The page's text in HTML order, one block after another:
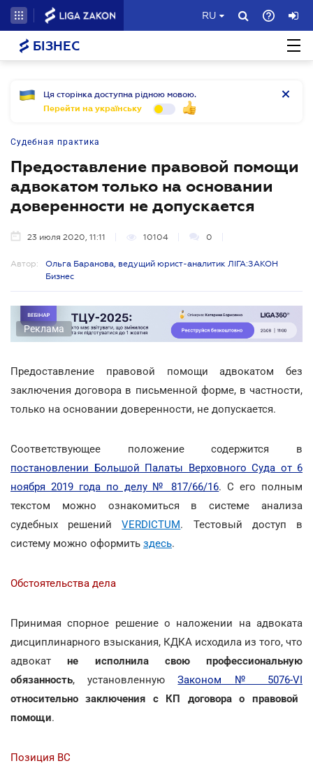
RU
БІЗНЕС
Ця сторінка доступна рідною мовою.
Перейти на українську
Судебная практика
Предоставление правовой помощи
адвокатом только на основании
доверенности не допускается
23 июля 2020, 11:11 10104 0
Автор:
Ольга Баранова, ведущий юрист-аналитик ЛІГА:ЗАКОН
Бизнес
Реклама
Предоставление правовой помощи адвокатом без
заключения договора в письменной форме, в частности,
только на основании доверенности, не допускается.
Соответствующее положение содержится в
постановлении Большой Палаты Верховного Суда от 6
ноября 2019 года по делу № 817/66/16. С его полным
текстом можно ознакомиться в системе анализа
судебных решенийVERDICTUM. Тестовый доступ в
систему можно оформить здесь.
Обстоятельства дела
Принимая спорное решение о наложении на адвоката
дисциплинарного взыскания, КДКА исходила из того, что
адвокатне исполнила свою профессиональную
обязанность, установленнуюЗаконом № 5076-VI
относительно заключения с КП договора о правовой
помощи.
Позиция ВС